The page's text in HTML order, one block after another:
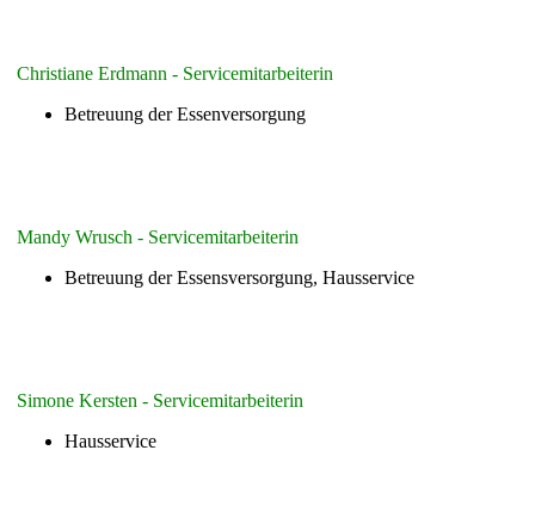
Christiane Erdmann - Servicemitarbeiterin
Betreuung der Essenversorgung
Mandy Wrusch - Servicemitarbeiterin
Betreuung der Essensversorgung, Hausservice
Simone Kersten - Servicemitarbeiterin
Hausservice